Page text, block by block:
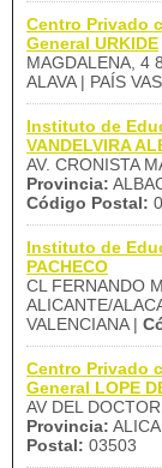
Centro Privado
General URKIDE
MAGDALENA, 4
ALAVA | PAÍS
Instituto de
VANDELVIRA
AV. CRONISTA
Provincia:
Código Postal:
Instituto de
PACHECO
CL FERNANDO
ALICANTE/
VALENCIANA |
Centro Privado
General LOPE
AV DEL
Provincia:
Postal: 03503